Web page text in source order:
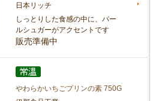
日本リッチ
しっとりした食感の中に、パー
ルシュガーがアクセントです
販売準備中
やわらかいちごプリンの素 750G